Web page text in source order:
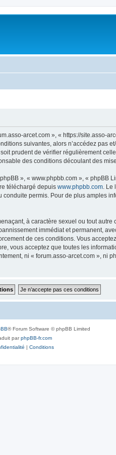
arcet.com », « https://site.asso-
suivantes, alors n’accédez pas
prudent de vérifier régulièrement
des conditions découlant des
», « www.phpbb.com », « phpBB
téléchargé depuis www.phpbb.com. Le
permis. Pour de plus amples
à caractère sexuel ou tout
immédiat et permanent,
de ces conditions. Vous
vous acceptez que toutes les
ni « forum.asso-arcet.com », ni
® Forum Software © phpBB Limited
parphpBB-fr.com
| Conditions